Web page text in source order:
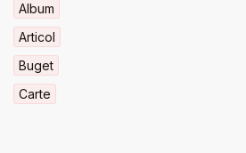
Album
Articol
Buget
Carte